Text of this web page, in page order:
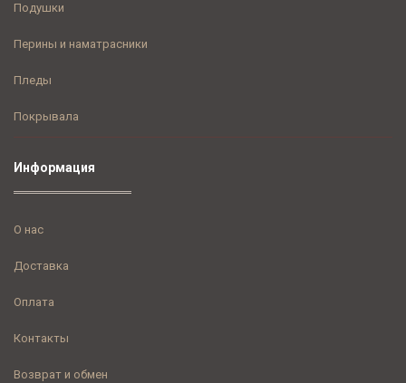
Подушки
Перины и наматрасники
Пледы
Покрывала
Информация
О нас
Доставка
Оплата
Контакты
Возврат и обмен